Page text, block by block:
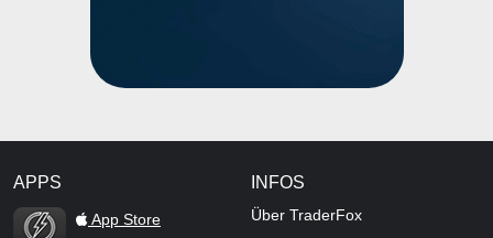
APPS
TraderFox Flash
App Store
INFOS
Über TraderFox